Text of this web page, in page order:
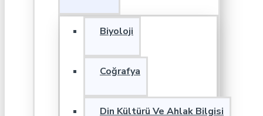
Biyoloji
Coğrafya
Din Kültürü Ve Ahlak Bilgisi